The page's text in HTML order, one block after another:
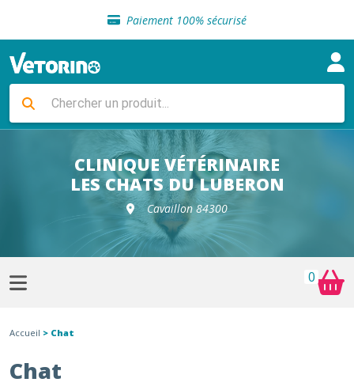
Paiement 100% sécurisé
Livraison gratuite en clinique vétérinaire
Sélection de croquettes vétérinaire
Livraison gratuite en clinique vétérinaire
Retour gratuit en clinique
Sélection de croquettes vétérinaire
CLINIQUE VÉTÉRINAIRE
LES CHATS DU LUBERON
Cavaillon 84300
0
Accueil > Chat
Chat